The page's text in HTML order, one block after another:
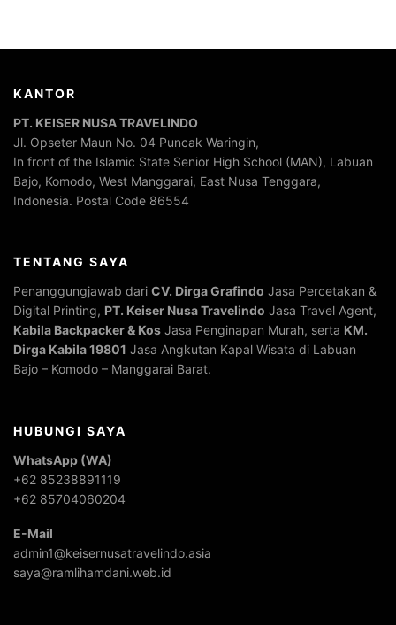
KANTOR
PT. KEISER NUSA TRAVELINDO
Jl. Opseter Maun No. 04 Puncak Waringin,
In front of the Islamic State Senior High School (MAN), Labuan
Bajo, Komodo, West Manggarai, East Nusa Tenggara,
Indonesia. Postal Code 86554
TENTANG SAYA
Penanggungjawab dari CV. Dirga Grafindo Jasa Percetakan &
Digital Printing, PT. Keiser Nusa Travelindo Jasa Travel Agent,
Kabila Backpacker & Kos Jasa Penginapan Murah, serta KM.
Dirga Kabila 19801 Jasa Angkutan Kapal Wisata di Labuan
Bajo – Komodo – Manggarai Barat.
HUBUNGI SAYA
WhatsApp (WA)
+62 85238891119
+62 85704060204
E-Mail
admin1@keisernusatravelindo.asia
saya@ramlihamdani.web.id